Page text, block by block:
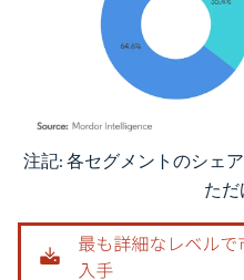
画像 © Mordor Intelligence。再利用
注記: 各セグメントのシェ
ただ